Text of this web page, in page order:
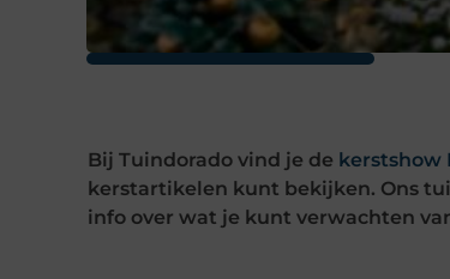
Bij Tuindorado vind je de kerstshow
kerstartikelen kunt bekijken. Ons
info over wat je kunt verwachten